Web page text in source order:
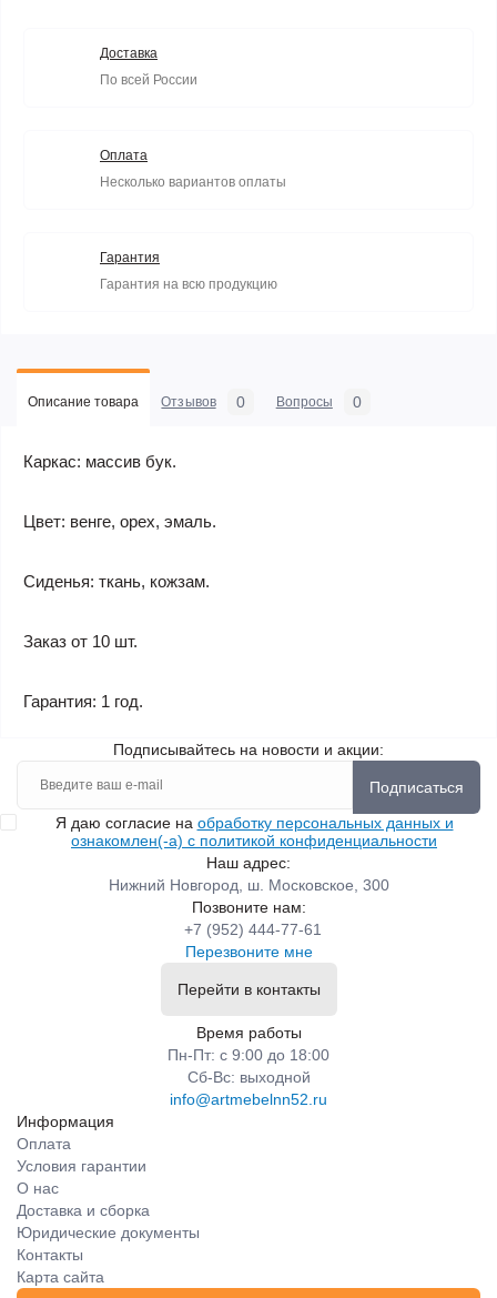
Доставка
По всей России
Оплата
Несколько вариантов оплаты
Гарантия
Гарантия на всю продукцию
Описание товара Отзывов 0 Вопросы 0
Каркас: массив бук.
Цвет: венге, орех, эмаль.
Сиденья: ткань, кожзам.
Заказ от 10 шт.
Гарантия: 1 год.
Подписывайтесь на новости и акции:
Подписаться
Я даю согласие на обработку персональных данных и
ознакомлен(-а) с политикой конфиденциальности
Наш адрес:
Нижний Новгород, ш. Московское, 300
Позвоните нам:
+7 (952) 444-77-61
Перезвоните мне
Перейти в контакты
Время работы
Пн-Пт: с 9:00 до 18:00
Сб-Вс: выходной
info@artmebelnn52.ru
Информация
Оплата
Условия гарантии
О нас
Доставка и сборка
Юридические документы
Контакты
Карта сайта